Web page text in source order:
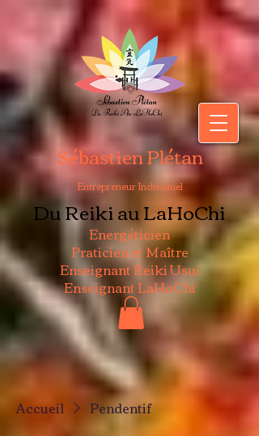
Sébastien Plétan
Entrepreneur Individuel
Du Reiki au LaHoChi
Energéticien
Praticien et Maître
Enseignant Reiki Usui
Enseignant LaHoChi
Accueil Pendentif